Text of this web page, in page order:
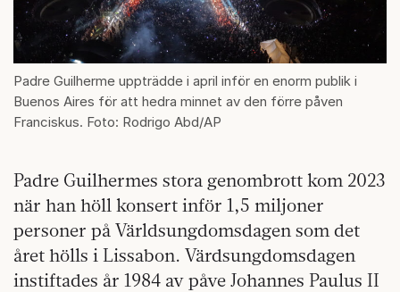
Padre Guilherme uppträdde i april inför en enorm publik i
Buenos Aires för att hedra minnet av den förre påven
Franciskus. Foto: Rodrigo Abd/AP
Padre Guilhermes stora genombrott kom 2023
när han höll konsert inför 1,5 miljoner
personer på Världsungdomsdagen som det
året hölls i Lissabon. Värdsungdomsdagen
instiftades år 1984 av påve Johannes Paulus II